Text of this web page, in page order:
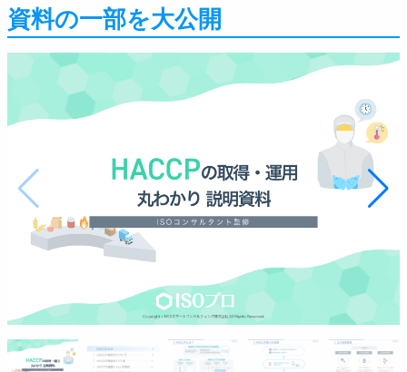
資料の一部を大公開